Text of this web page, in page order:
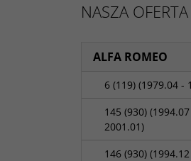
NASZA OFERTA
ALFA ROMEO
6 (119) (1979.04 -
145 (930)
2001.01)
146 (930)